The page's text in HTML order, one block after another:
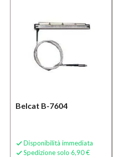
Accessori
Sottocategoria
Chitarre
Classiche
(14)
Belcat B-7604
 Disponibilità immediata
 Spedizione solo 6,90 €